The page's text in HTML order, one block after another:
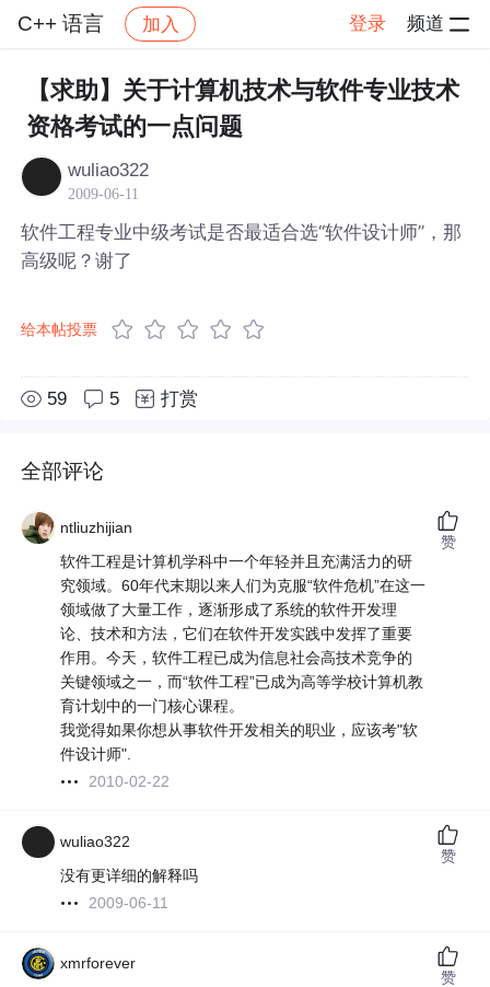
C++ 语言 加入 登录 频道
社区 C++ 语言 帖子详情
【求助】关于计算机技术与软件专业技术
资格考试的一点问题
wuliao322
2009-06-11
软件工程专业中级考试是否最适合选“软件设计师”，那
高级呢？谢了
给本帖投票
59 5 打赏
全部评论
ntliuzhijian
软件工程是计算机学科中一个年轻并且充满活力的研
究领域。60年代末期以来人们为克服“软件危机”在这一
领域做了大量工作，逐渐形成了系统的软件开发理
论、技术和方法，它们在软件开发实践中发挥了重要
作用。今天，软件工程已成为信息社会高技术竞争的
关键领域之一，而“软件工程”已成为高等学校计算机教
育计划中的一门核心课程。
我觉得如果你想从事软件开发相关的职业，应该考"软
件设计师".
2010-02-22
赞
wuliao322
没有更详细的解释吗
2009-06-11
赞
xmrforever
赞